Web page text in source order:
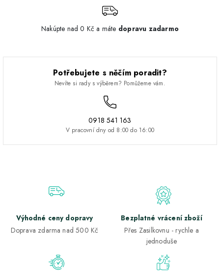
Nakúpte nad 0 Kč a máte dopravu zadarmo
Potřebujete s něčím poradit?
Nevíte si rady s výběrem? Pomůžeme vám.
0918 541 163
V pracovní dny od 8:00 do 16:00
Výhodné ceny dopravy
Doprava zdarma nad 500 Kč
Bezplatné vrácení zboží
Přes Zasilkovnu - rychle a
jednoduše